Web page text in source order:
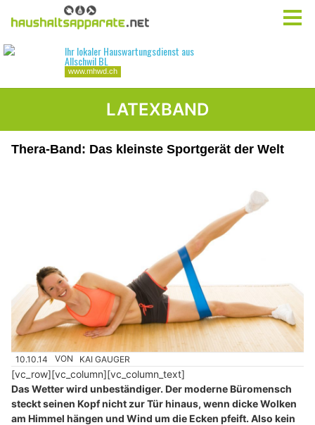
LATEXBAND
Thera-Band: Das kleinste Sportgerät der Welt
10.10.14 VON KAI GAUGER
[vc_row][vc_column][vc_column_text]
Das Wetter wird unbeständiger. Der moderne Büromensch
steckt seinen Kopf nicht zur Tür hinaus, wenn dicke Wolken
am Himmel hängen und Wind um die Ecken pfeift. Also kein